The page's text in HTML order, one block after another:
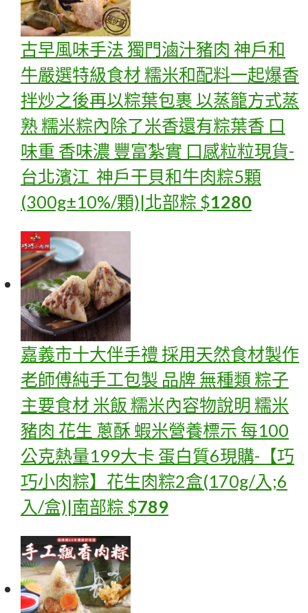
古早風味手法 獨門滷汁豬肉 神戶和
牛嚴選特級食材 糯米和配料一起爆香
拌炒之後再以粽葉包裹 以蒸籠方式蒸
熟 糯米粽內除了米香還有粽葉香 口
味重 香味濃 豐富紮實 口感粒粒現貨-
台北濱江_神戶干貝和牛肉粽5顆
(300g±10%/顆)|北部粽 $1280
嘉義市十大伴手禮 採用天然食材製作
老師傅純手工包製 品牌 無種類 粽子
主要食材 米飯 糯米內容物說明 糯米
豬肉 花生 蔥酥 蝦米營養標示 每100
公克熱量199大卡 蛋白質6現購-【巧
巧小肉粽】花生肉粽2盒(170g/入;6
入/盒)|南部粽 $789